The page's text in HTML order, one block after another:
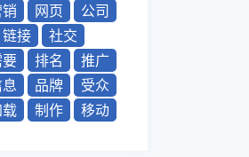
网页
公司
链接
社交
排名
推广
品牌
受众
制作 移动